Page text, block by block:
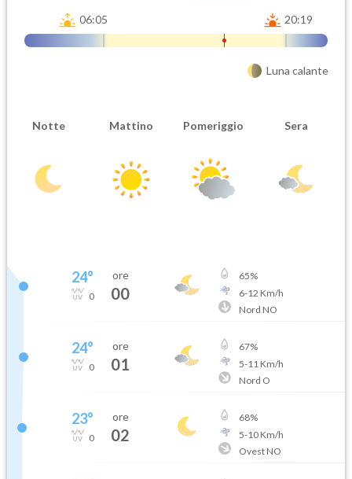
06:05 20:19
Luna calante
Notte Mattino Pomeriggio Sera
24°
0
ore
00
65%
6-12 Km/h
Nord NO
24°
0
ore
01
67%
5-11 Km/h
Nord O
23°
0
ore
02
68%
5-10Km/h
Ovest NO